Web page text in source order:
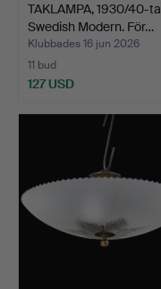
TAKLAMPA, 1930/40-
Swedish Modern. För…
Klubbades 16 jun 2026
11 bud
127 USD